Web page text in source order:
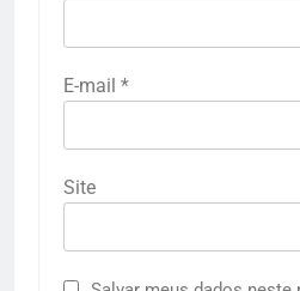
E-mail *
Site